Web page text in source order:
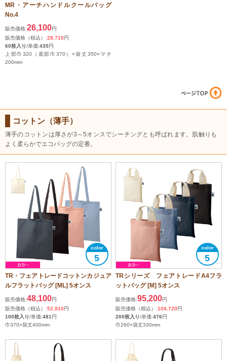
MR・アーチハンドルクールバッグ
No.4
販売価格:26,100円
販売価格（税込）:28,710円
60枚入り/単価:435円
上部巾320（底部巾370）×袋丈350×マチ
200mm
コットン（薄手）
薄手のコットンは厚さが3～5オンスでシーチングとも呼ばれます。肌触りも
よく柔らかでエコバッグの定番。
5
TR・フェアトレードコットンカジュア
ルフラットバッグ [ML] 5オンス
販売価格:48,100円
販売価格（税込）:52,910円
100枚入り/単価:481 円
巾370×袋丈400mm
5
TRシリーズ フェアトレードA4フラ
ットバッグ [M] 5オンス
販売価格:95,200円
販売価格（税込）:104,720円
200枚入り/単価:476円
巾260×袋丈330mm